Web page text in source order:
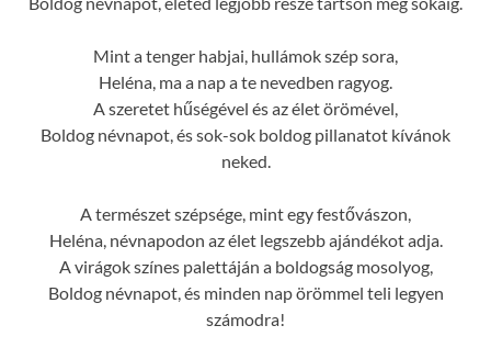
Mint a tenger habjai, hullámok szép sora,
Heléna, ma a nap a te nevedben ragyog.
A szeretet hűségével és az élet örömével,
Boldog névnapot, és sok-sok boldog pillanatot kívánok
neked.
A természet szépsége, mint egy festővászon,
Heléna, névnapodon az élet legszebb ajándékot adja.
A virágok színes palettáján a boldogság mosolyog,
Boldog névnapot, és minden nap örömmel teli legyen
számodra!